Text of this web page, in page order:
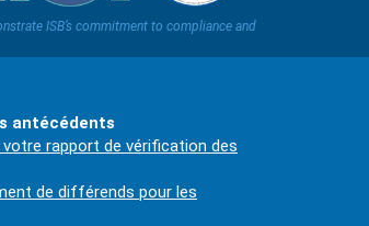
ISB’s commitment to compliance and
antécédents
votre rapport de vérification des
de différends pour les